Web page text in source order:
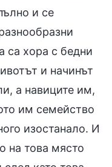
и се
са хора с бедни
и начинът
а навиците им,
им семейство
изостанало. И
на това място